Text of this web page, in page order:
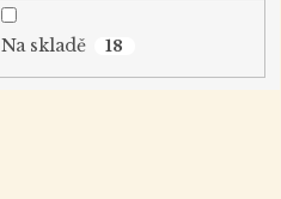
Na skladě 18